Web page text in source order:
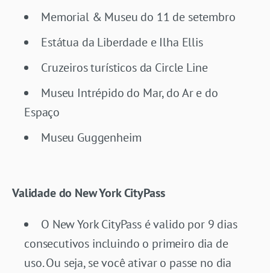
Memorial & Museu do 11 de setembro
Estátua da Liberdade e Ilha Ellis
Cruzeiros turísticos da Circle Line
Museu Intrépido do Mar, do Ar e do
Espaço
Museu Guggenheim
Validade do New York CityPass
O New York CityPass é valido por 9 dias
consecutivos incluindo o primeiro dia de
uso. Ou seja, se você ativar o passe no dia